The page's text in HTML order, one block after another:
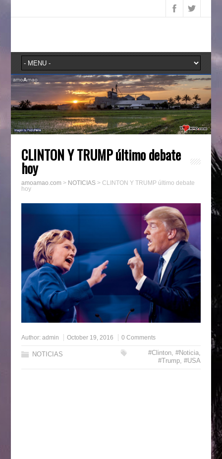
CLINTON Y TRUMP último debate
hoy
amoamao.com > NOTICIAS> CLINTON Y TRUMP último debate
hoy
Author: admin October 19, 2016 0 Comments
NOTICIAS #Clinton,#Noticia,
#Trump,#USA